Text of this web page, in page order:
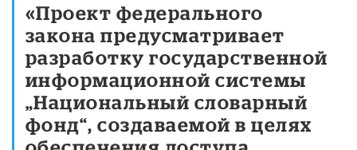
«Проект федерального
закона предусматривает
разработку государственной
информационной системы
„Национальный словарный
фонд“, создаваемой в целях